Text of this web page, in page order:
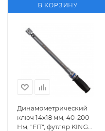
В КОРЗИНУ
Динамометрический
ключ 14х18 мм, 40-200
Нм, "FIT", футляр KING